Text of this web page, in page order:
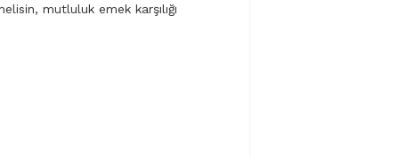
mutluluk emek karşılığı